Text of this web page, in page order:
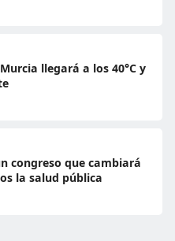
llegará a los 40°C y
congreso que cambiará
la salud pública